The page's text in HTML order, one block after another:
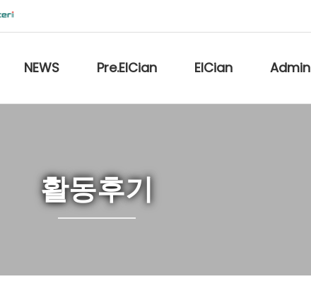
NEWS Pre.EICian EICian Admin
활동후기